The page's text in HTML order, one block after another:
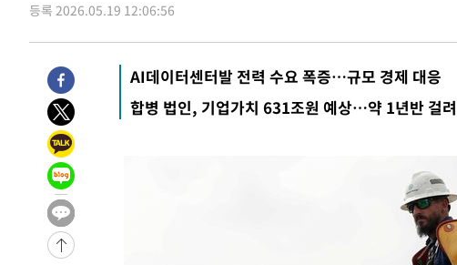
-30523초 전 >"미 전국적 살모네라 식중독 원인은 멕시코산 할라피뇨"-- CDC
-29036초 전 >[속보]경찰·노동부, HL만도 평택사업장 끼임 사망 관련 압수수색
-28917초 전 >
[속보]합수본, '투표율 허위 입력' 중앙·서울·경기도 선관위 등 9곳
압수수색
-28672초 전 >
[속보]원·달러 환율, 오전 9시 1423.8원
-28468초 전 >
[속보]삼성전자·SK하이닉스 동반 강보합…1%대 상승 출발
-28454초 전 >
-28422초 전 >
[속보]코스피, 6300선 재탈환…1.09% 오른 6365.07 개장
-25587초 전 >
시리아 다마스쿠스 교외에서 미니버스 폭발.. 14명 부상, 3명은 중
-24885초 전 >
-19849초 전 >
이란, 호르무즈서 "적국 목표물들"과 대치로 남부 케슘섬에서 두차
등록 2026.05.19 12:06:56
AI데이터센터발 전력 수요 폭증…규모 경제 대응
합병 법인, 기업가치 631조원 예상…약 1년반 걸려